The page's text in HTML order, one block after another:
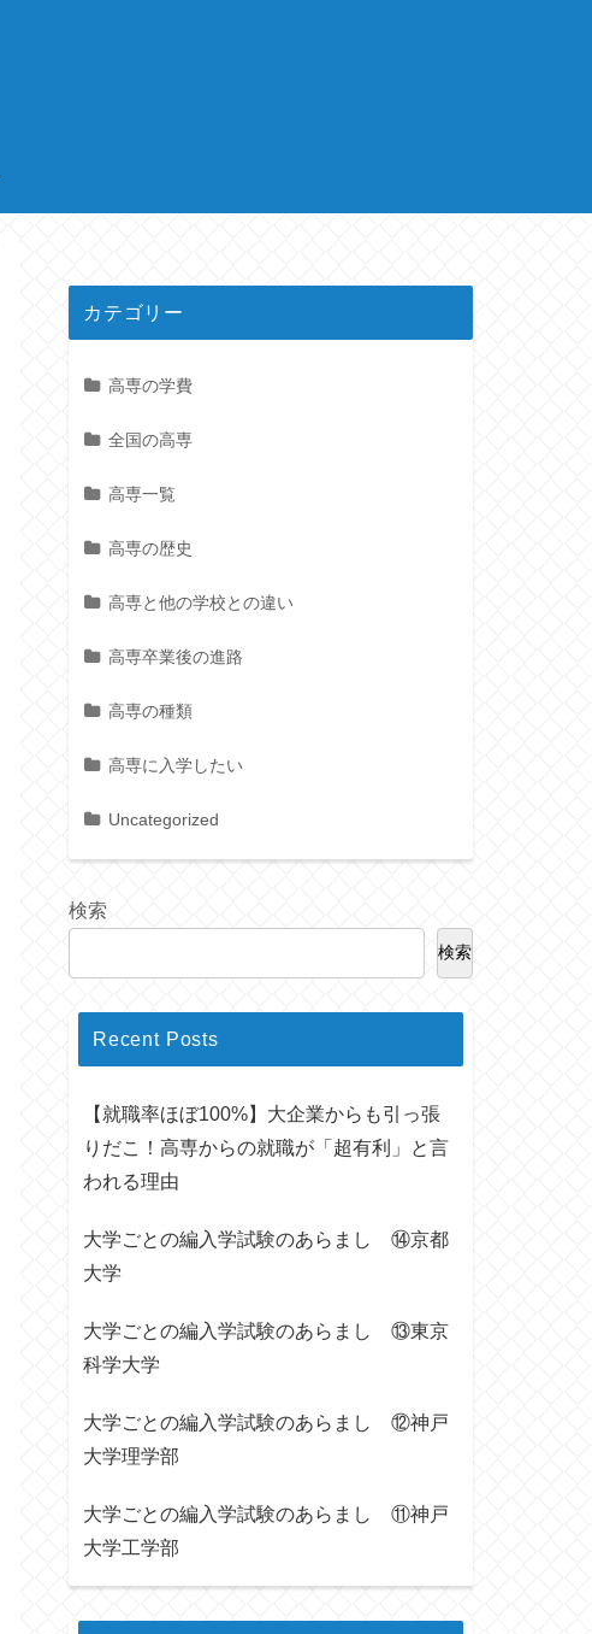
カテゴリー
高専の学費
全国の高専
高専一覧
高専の歴史
高専と他の学校との違い
高専卒業後の進路
高専の種類
高専に入学したい
Uncategorized
検索
検索
Recent Posts
【就職率ほぼ100%】大企業からも引っ張
りだこ！高専からの就職が「超有利」と言
われる理由
大学ごとの編入学試験のあらまし ⑭京都
大学
大学ごとの編入学試験のあらまし ⑬東京
科学大学
大学ごとの編入学試験のあらまし ⑫神戸
大学理学部
大学ごとの編入学試験のあらまし ⑪神戸
大学工学部